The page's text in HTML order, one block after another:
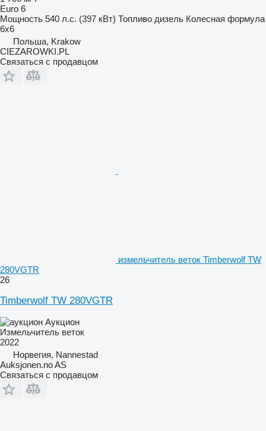
Euro 6
Мощность 540 л.с. (397 кВт) Топливо дизель Колесная формула
6x6
Польша, Krakow
CIEZAROWKI.PL
Связаться с продавцом
измельчитель веток Timberwolf TW
280VGTR
26
Timberwolf TW 280VGTR
Аукцион
Измельчитель веток
2022
Норвегия, Nannestad
Auksjonen.no AS
Связаться с продавцом